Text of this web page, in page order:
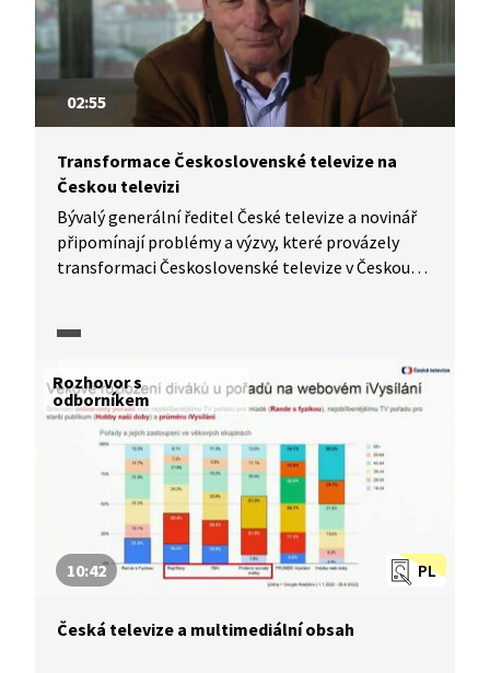
02:55
Transformace Československé televize na
Českou televizi
Bývalý generální ředitel České televize a novinář
připomínají problémy a výzvy, které provázely
transformaci Československé televize v Českou
soukromé televizní stanice či zažité zvyky
a společnosti chápat, co je cílem České televize
jakožto veřejně financované televize?
Rozhovor s
odborníkem
PL
10:42
Česká televize a multimediální obsah